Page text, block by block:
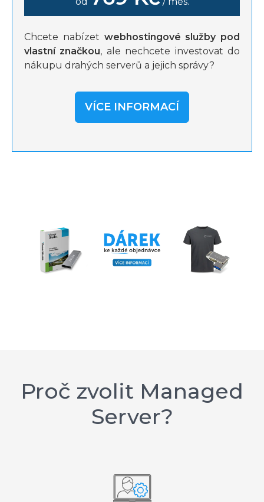
Chcete nabízet webhostingové služby pod
vlastní značkou, ale nechcete investovat do
nákupu drahých serverů a jejich správy?
VÍCE INFORMACÍ
Proč zvolit Managed
Server?